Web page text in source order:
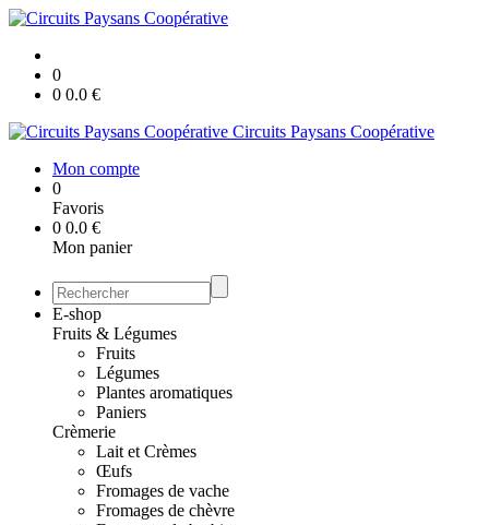
0
0 0.0 €
Circuits Paysans Coopérative
Mon compte
0
Favoris
0 0.0 €
Mon panier
E-shop
Fruits & Légumes
Fruits
Légumes
Plantes aromatiques
Paniers
Crèmerie
Lait et Crèmes
Œufs
Fromages de vache
Fromages de chèvre